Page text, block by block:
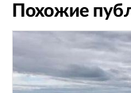
Похожие